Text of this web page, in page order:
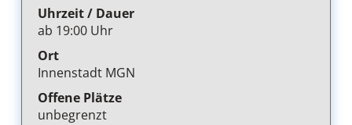
Uhrzeit / Dauer
ab 19:00 Uhr
Ort
Innenstadt MGN
Offene Plätze
unbegrenzt